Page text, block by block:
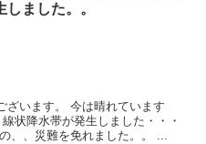
しました。。
は晴れています
状降水帯が発生しました・・・
幸い、宿付近は、 大雨だったものの、、災難を免れました。。 ...